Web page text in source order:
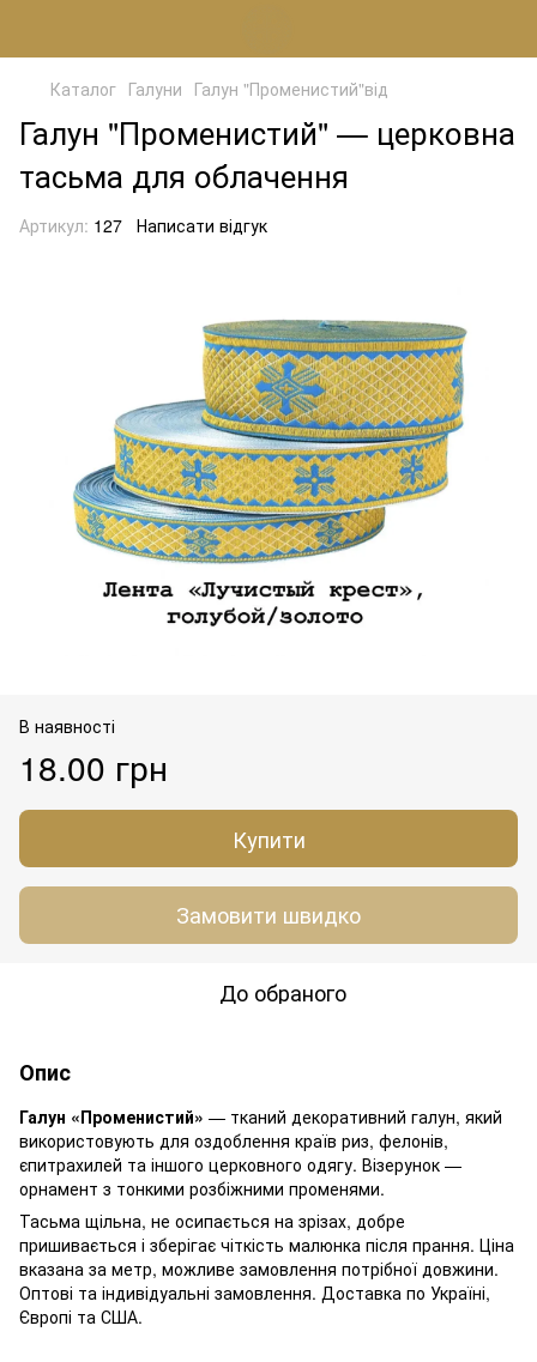
Каталог Галуни Галун "Променистий"від
Галун "Променистий" — церковна
тасьма для облачення
Артикул: 127 Написати відгук
В наявності
18.00 грн
Купити
Замовити швидко
До обраного
Опис
Галун «Променистий» — тканий декоративний галун, який
використовують для оздоблення країв риз, фелонів,
єпитрахилей та іншого церковного одягу. Візерунок —
орнамент з тонкими розбіжними променями.
Тасьма щільна, не осипається на зрізах, добре
пришивається і зберігає чіткість малюнка після прання. Ціна
вказана за метр, можливе замовлення потрібної довжини.
Оптові та індивідуальні замовлення. Доставка по Україні,
Європі та США.